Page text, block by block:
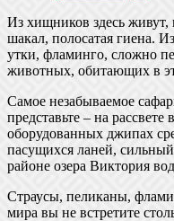
Из хищников здесь живут,
шакал, полосатая гиена.
утки, фламинго, сложно
животных, обитающих в
Самое незабываемое
представьте – на
оборудованных джипах
пасущихся ланей,
районе озера Виктория
Страусы, пеликаны,
мира вы не встретите